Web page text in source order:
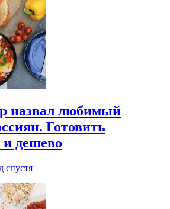
назвал любимый
Готовить
и дешево
спустя